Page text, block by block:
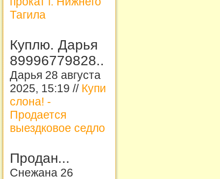
Тагила
Куплю. Дарья
89996779828..
Дарья 28 августа
2025, 15:19 // Купи
слона! -
Продается
выездковое седло
Продан...
Снежана 26